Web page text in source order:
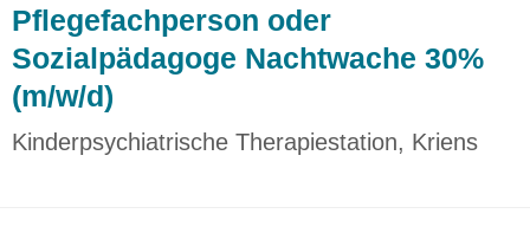
Pflegefachperson oder
Sozialpädagoge Nachtwache 30%
(m/w/d)
Kinderpsychiatrische Therapiestation, Kriens